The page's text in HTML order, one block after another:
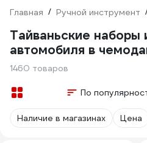
Главная / Ручной инструмент
Тайваньские наборы
автомобиля в
1460 товаров
По
Наличие в магазинах Цена